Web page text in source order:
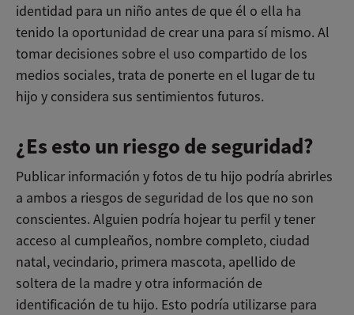
identidad para un niño antes de que él o ella ha
tenido la oportunidad de crear una para sí mismo. Al
tomar decisiones sobre el uso compartido de los
medios sociales, trata de ponerte en el lugar de tu
hijo y considera sus sentimientos futuros.
¿Es esto un riesgo de seguridad?
Publicar información y fotos de tu hijo podría abrirles
a ambos a riesgos de seguridad de los que no son
conscientes. Alguien podría hojear tu perfil y tener
acceso al cumpleaños, nombre completo, ciudad
natal, vecindario, primera mascota, apellido de
soltera de la madre y otra información de
identificación de tu hijo. Esto podría utilizarse para